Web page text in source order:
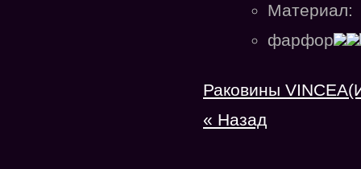
Материал:
фарфор
Раковины
« Назад